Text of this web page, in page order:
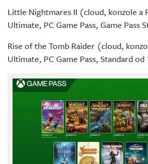
Little Nightmares II (cloud, konzole a
Ultimate, PC Game Pass, Game Pass
Rise of the Tomb Raider (cloud,
Ultimate, PC Game Pass, Standard od